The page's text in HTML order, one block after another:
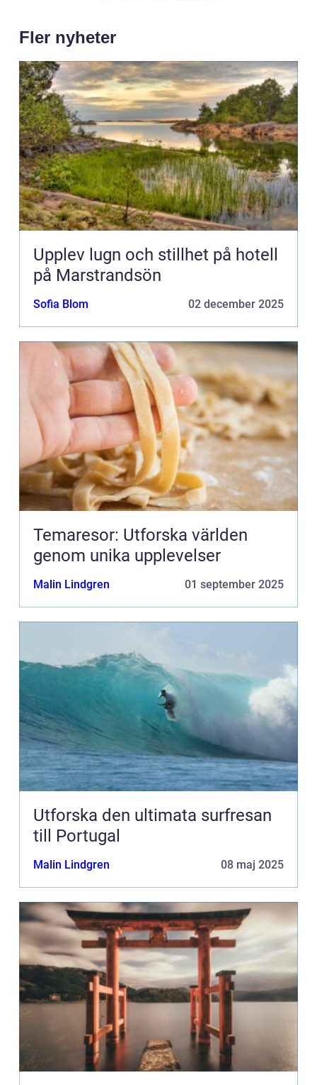
Fler nyheter
Upplev lugn och stillhet på hotell
på Marstrandsön
Sofia Blom 02 december 2025
Temaresor: Utforska världen
genom unika upplevelser
Malin Lindgren 01 september 2025
Utforska den ultimata surfresan
till Portugal
Malin Lindgren 08 maj 2025